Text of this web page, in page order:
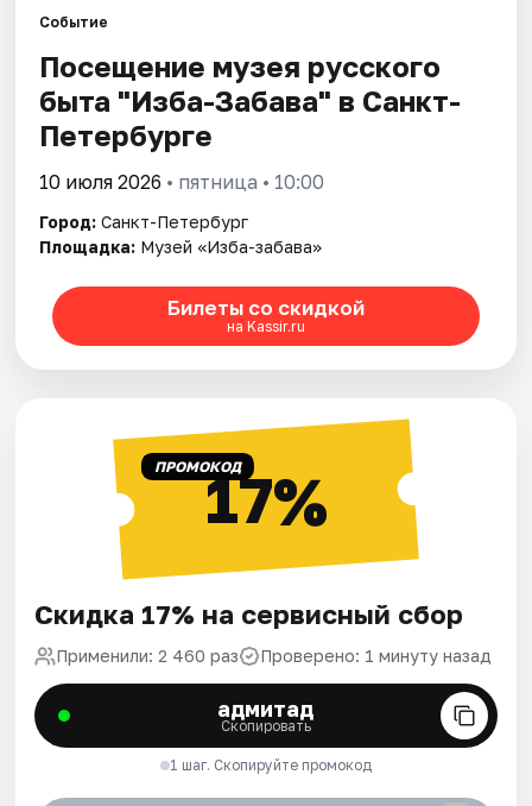
Города
Площадки
Артисты
Рейтинги
Событие
Посещение музея русского
быта "Изба-Забава" в Санкт-
Петербурге
10 июля 2026 • пятница • 10:00
Город: Санкт-Петербург
Площадка: Музей «Изба-забава»
Билеты со скидкой
на Kassir.ru
ПРОМОКОД17%
Скидка 17% на сервисный сбор
Применили: 2 460 раз Проверено: 1 минуту назад
адмитад
Скопировать
1 шаг. Скопируйте промокод